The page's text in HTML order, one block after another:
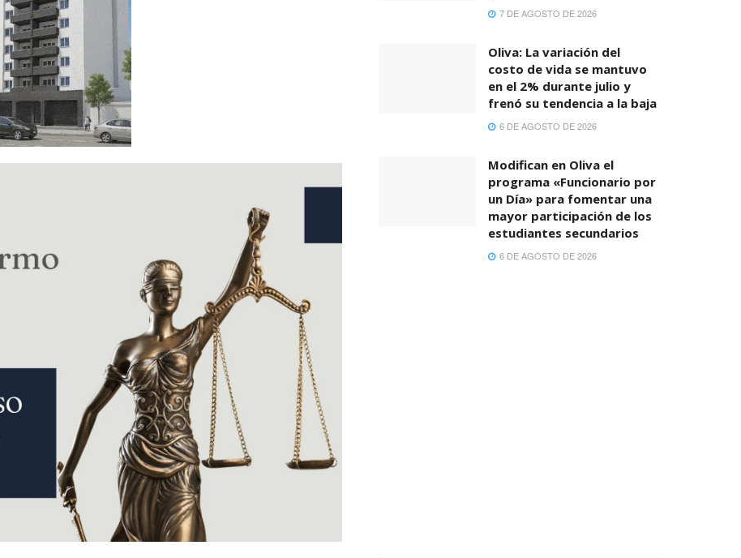
7 DE AGOSTO DE 2026
Oliva: La variación del
costo de vida se mantuvo
en el 2% durante julio y
frenó su tendencia a la baja
6 DE AGOSTO DE 2026
Modifican en Oliva el
programa «Funcionario por
un Día» para fomentar una
mayor participación de los
estudiantes secundarios
6 DE AGOSTO DE 2026